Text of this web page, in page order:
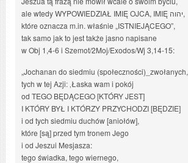
ale wtedy WYPOWIEDZIAŁ IMIĘ OJCA, IMIĘ יהוה,
które oznacza m.in. właśnie „ISTNIEJĄCEGO”,
tak samo jak to jest także jasno napisane
w Obj 1,4-6 i Szemot/2Moj/Exodos/Wj 3,14-15:
„Jochanan do siedmiu (społeczności)_zwołanych,
tych w tej Azji: ‚Łaska wam i pokój
od TEGO BĘDĄCEGO [KTÓRY JEST]
I KTÓRY BYŁ I KTÓRZY PRZYCHODZI [BĘDZIE]
i od tych siedmiu duchów [aniołów],
które [są] przed tym tronem Jego
i od Jeszui Mesjasza:
tego świadka, tego wiernego,